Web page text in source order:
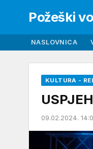
Požeški
NASLOVNICA
KULTURA -
09.02.2024.